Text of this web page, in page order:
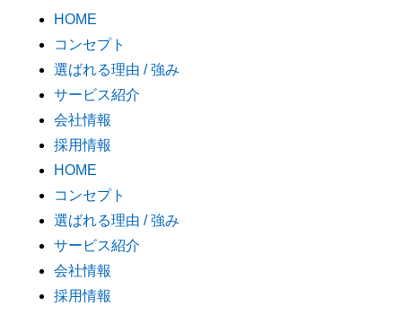
HOME
コンセプト
選ばれる理由 / 強み
サービス紹介
会社情報
採用情報
HOME
コンセプト
選ばれる理由 / 強み
サービス紹介
会社情報
採用情報